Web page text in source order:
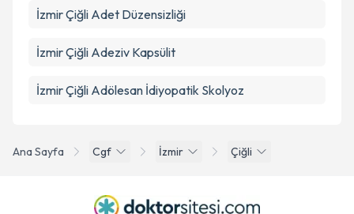
Ana Sayfa Cgf İzmir Çiğli
İzmir Çiğli Adet Düzensizliği
İzmir Çiğli Adeziv Kapsülit
İzmir Çiğli Adölesan İdiyopatik Skolyoz